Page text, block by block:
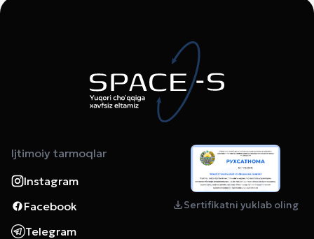
Ijtimoiy tarmoqlar
Instagram
Facebook
Telegram
Sertifikatni yuklab oling